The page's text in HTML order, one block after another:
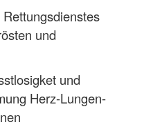
und
und
Herz-Lungen-